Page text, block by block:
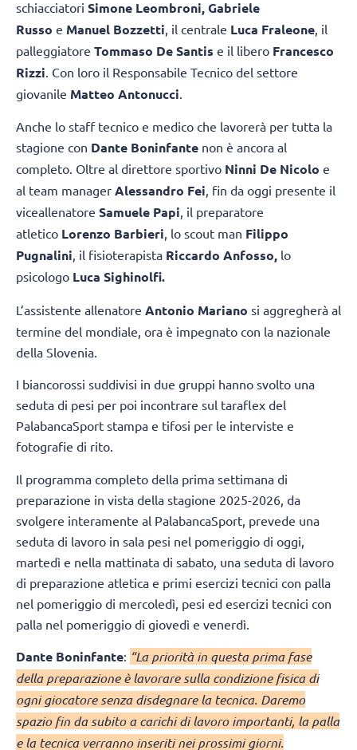
schiacciatori Simone Leombroni, Gabriele
Russo e Manuel Bozzetti , il centrale Luca Fraleone , il
palleggiatore Tommaso De Santis e il libero Francesco
Rizzi . Con loro il Responsabile Tecnico del settore
giovanile Matteo Antonucci
Anche lo staff tecnico e medico che lavorerà per tutta la
stagione con Dante Boninfante non è ancora al
completo. Oltre al direttore sportivo Ninni De Nicolo e
al team manager Alessandro Fei, fin da oggi presente il
viceallenatore Samuele Papi, il preparatore
atletico Lorenzo Barbieri, lo scout man Filippo
Pugnalini, il fisioterapista Riccardo Anfosso, lo
psicologo Luca Sighinolfi.
L’assistente allenatore Antonio Mariano si aggregherà al
termine del mondiale, ora è impegnato con la nazionale
della Slovenia.
I biancorossi suddivisi in due gruppi hanno svolto una
seduta di pesi per poi incontrare sul taraflex del
PalabancaSport stampa e tifosi per le interviste e
fotografie di rito.
Il programma completo della prima settimana di
preparazione in vista della stagione 2025-2026, da
svolgere interamente al PalabancaSport, prevede una
seduta di lavoro in sala pesi nel pomeriggio di oggi,
martedì e nella mattinata di sabato, una seduta di lavoro
di preparazione atletica e primi esercizi tecnici con palla
nel pomeriggio di mercoledì, pesi ed esercizi tecnici con
palla nel pomeriggio di giovedì e venerdì.
Dante Boninfante: “La priorità in questa prima fase
della preparazione è lavorare sulla condizione fisica di
ogni giocatore senza disdegnare la tecnica. Daremo
spazio fin da subito a carichi di lavoro importanti, la palla
e la tecnica verranno inseriti nei prossimi giorni.